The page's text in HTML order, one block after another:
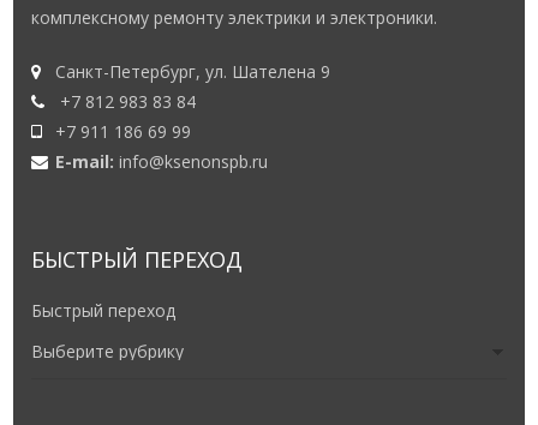
комплексному ремонту электрики и электроники.
Санкт-Петербург, ул. Шателена 9
+7 812 983 83 84
+7 911 186 69 99
E-mail:info@ksenonspb.ru
БЫСТРЫЙ ПЕРЕХОД
Быстрый переход